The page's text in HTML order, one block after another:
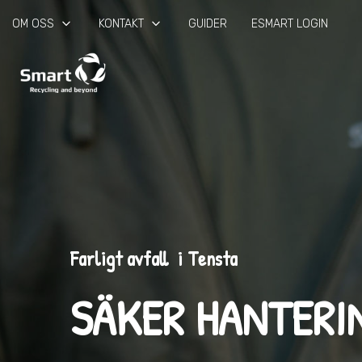
OM OSS keyboard_arrow_down KONTAKT keyboard_arrow_down GUIDER ESMART LOGIN
Farligt avfall i Tensta
SÄKER